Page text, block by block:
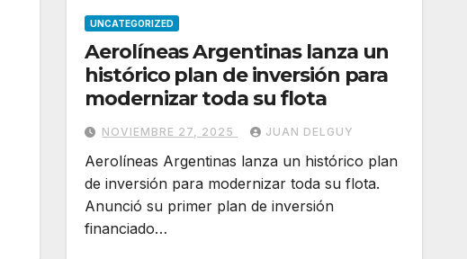
UNCATEGORIZED
Aerolíneas Argentinas lanza un
histórico plan de inversión para
modernizar toda su flota
NOVIEMBRE 27, 2025 JUAN DELGUY
Aerolíneas Argentinas lanza un histórico plan
de inversión para modernizar toda su flota.
Anunció su primer plan de inversión
financiado…